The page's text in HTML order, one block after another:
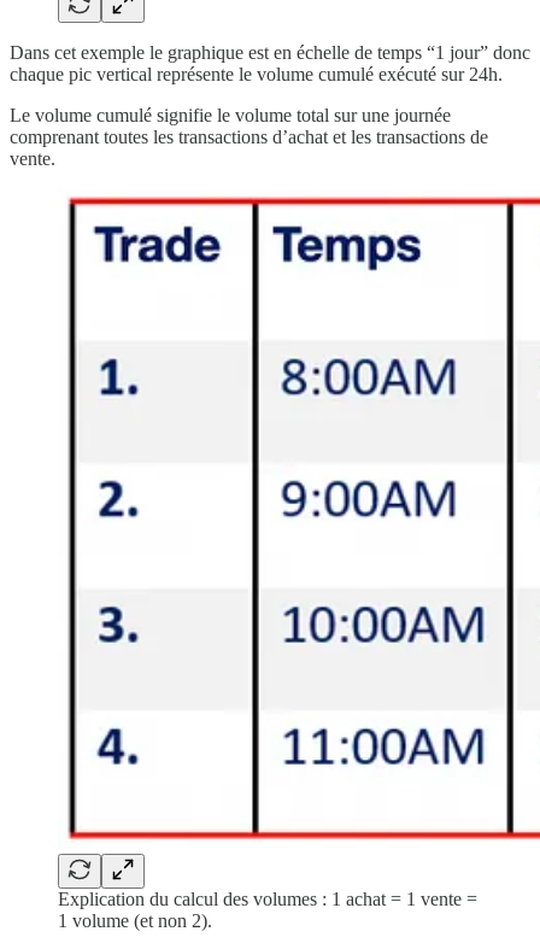
Dans cet exemple le graphique est en échelle de temps “1 jour” donc
chaque pic vertical représente le volume cumulé exécuté sur 24h.
Le volume cumulé signifie le volume total sur une journée
comprenant toutes les transactions d’achat et les transactions de
vente.
Explication du calcul des volumes : 1 achat = 1 vente =
1 volume (et non 2).